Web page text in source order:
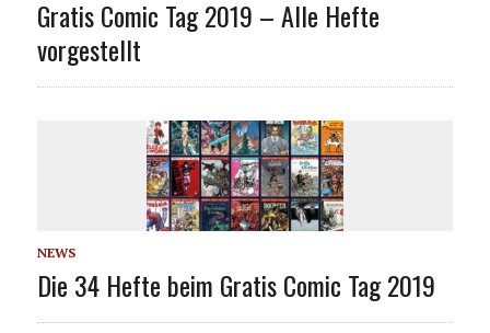
Gratis Comic Tag 2019 – Alle Hefte
vorgestellt
NEWS
Die 34 Hefte beim Gratis Comic Tag 2019